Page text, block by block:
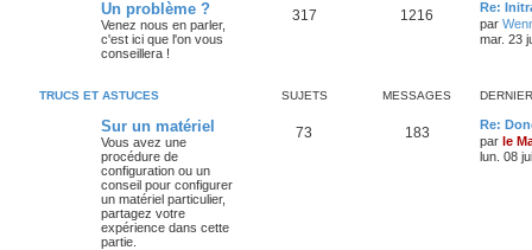
Un problème ?
Venez nous en parler,
c'est ici que l'on vous
conseillera !
317 1216
Re:
par
mar. 23
TRUCS ET ASTUCES SUJETS MESSAGES
Sur un matériel
Vous avez une
procédure de
configuration ou un
conseil pour configurer
un matériel particulier,
partagez votre
expérience dans cette
partie.
73 183
Re:
par le
lun. 08